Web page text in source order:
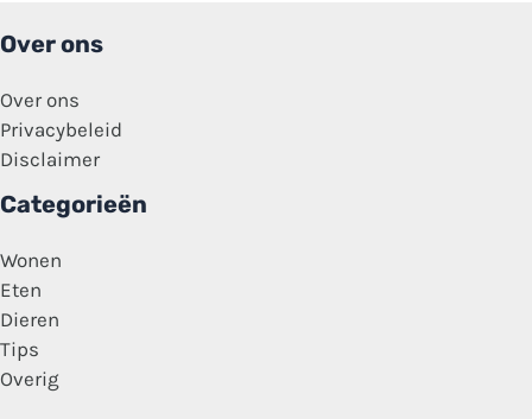
Over ons
Over ons
Privacybeleid
Disclaimer
Categorieën
Wonen
Eten
Dieren
Tips
Overig